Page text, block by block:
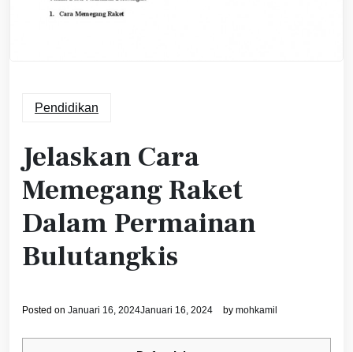
Pendidikan
Jelaskan Cara
Memegang Raket
Dalam Permainan
Bulutangkis
Posted on Januari 16, 2024Januari 16, 2024 by mohkamil